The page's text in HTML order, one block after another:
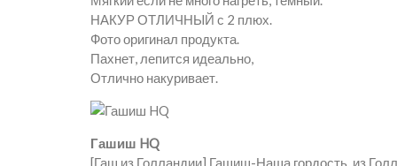
НАКУР ОТЛИЧНЫЙ с 2 плюх.
Фото оригинал продукта.
Пахнет, лепится идеально,
Отлично накуривает.
Гашиш HQ
[Гаш из Голландии] Гашиш-Наша гордость, из